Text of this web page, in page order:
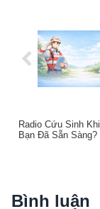
Radio Cứu Sinh
Bạn Đã Sẵn Sàng?
Bình luận